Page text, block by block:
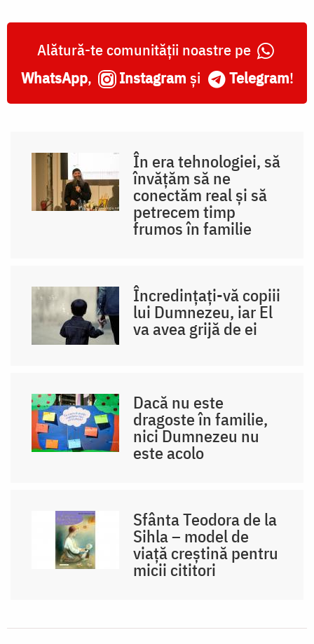
Alătură-te comunității noastre pe
WhatsApp, Instagram și Telegram!
În era tehnologiei, să
învățăm să ne
conectăm real și să
petrecem timp
frumos în familie
Încredințați-vă copiii
lui Dumnezeu, iar El
va avea grijă de ei
Dacă nu este
dragoste în familie,
nici Dumnezeu nu
este acolo
Sfânta Teodora de la
Sihla – model de
viaţă creştină pentru
micii cititori